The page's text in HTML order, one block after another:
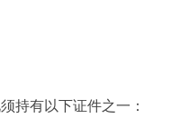
有以下证件之一：